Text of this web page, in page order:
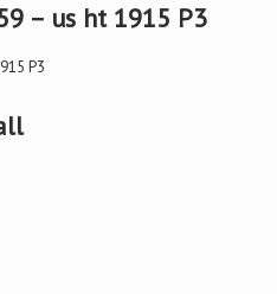
– us ht 1915 P3